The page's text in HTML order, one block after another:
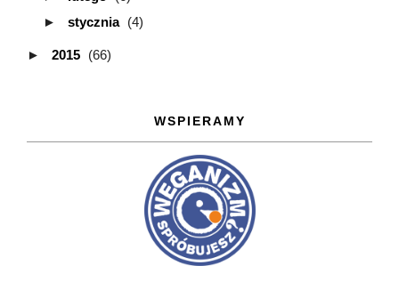
►
stycznia (4)
► 2015 (66)
WSPIERAMY